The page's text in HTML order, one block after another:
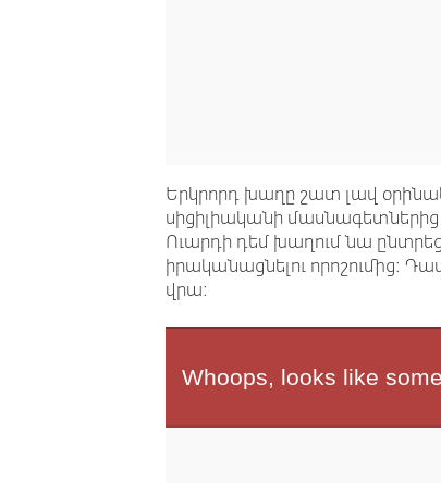
Երկրորդ խաղը շատ լավ
սիցիլիականի
Ուարդի դեմ խաղում նա
իրականացնելու որոշումից:
վրա: